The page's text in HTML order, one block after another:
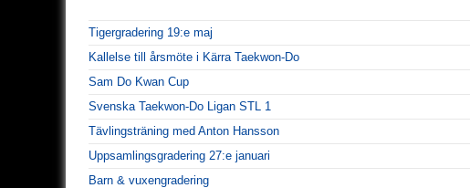
Tigergradering 19:e maj
Kallelse till årsmöte i Kärra Taekwon-Do
Sam Do Kwan Cup
Svenska Taekwon-Do Ligan STL 1
Tävlingsträning med Anton Hansson
Uppsamlingsgradering 27:e januari
Barn & vuxengradering